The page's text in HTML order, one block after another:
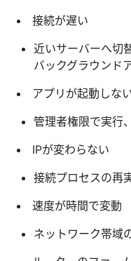
接続が遅い
近いサーバーへ切
バックグラウンド
アプリが起動しな
管理者権限で実行
IPが変わらない
接続プロセスの再
速度が時間で変動
ネットワーク帯域